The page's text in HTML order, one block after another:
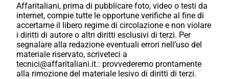
Affaritaliani, prima di pubblicare foto, video o testi da
internet, compie tutte le opportune verifiche al fine di
accertarne il libero regime di circolazione e non violare
i diritti di autore o altri diritti esclusivi di terzi. Per
segnalare alla redazione eventuali errori nell’uso del
materiale riservato, scriveteci a
tecnici@affaritaliani.it.: provvederemo prontamente
alla rimozione del materiale lesivo di diritti di terzi.